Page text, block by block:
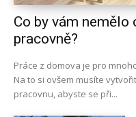
Co by vám
pracovně?
Práce z domova je pro
Na to si ovšem musíte
pracovnu, abyste se při...